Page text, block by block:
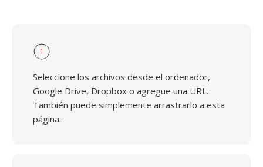
1
Seleccione los archivos desde el ordenador,
Google Drive, Dropbox o agregue una URL.
También puede simplemente arrastrarlo a esta
página..